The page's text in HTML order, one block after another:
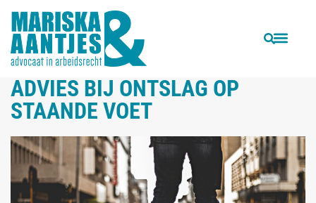
VORIGE VOLGENDE
ADVIES BIJ ONTSLAG OP
STAANDE VOET